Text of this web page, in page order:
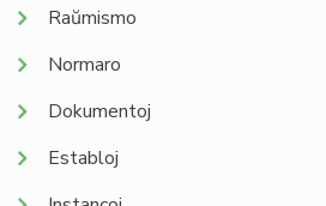
Raŭmismo
Normaro
Dokumentoj
Establoj